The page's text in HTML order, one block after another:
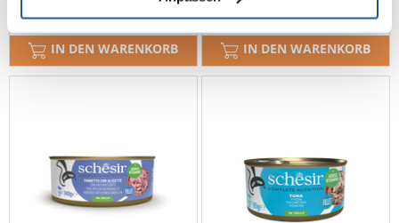
(21.56 € / kg)
IN DEN WARENKORB
(21.29 € / kg)
IN DEN WARENKORB